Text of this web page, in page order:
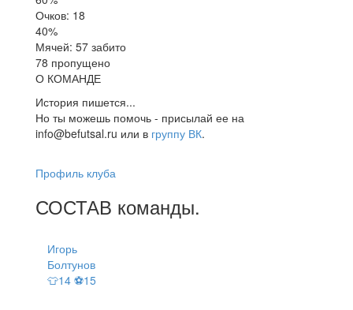
Очков: 18
40%
Мячей: 57 забито
78 пропущено
О КОМАНДЕ
История пишется...
Но ты можешь помочь - присылай ее на
info@befutsal.ru или в группу ВК.
Профиль клуба
СОСТАВ команды.
Игорь
Болтунов
👕14 ⚽15